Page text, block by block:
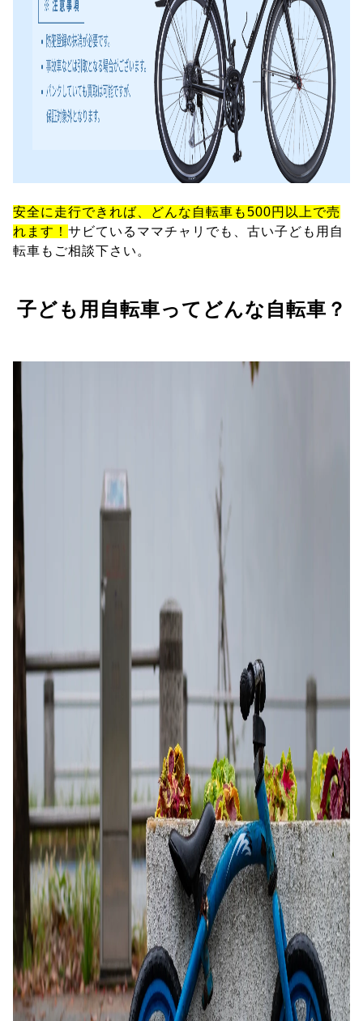
安全に走行できれば、どんな自転車も500円以上で売
れます！ サビているママチャリでも、古い子ども用自
転車もご相談下さい。
子ども用自転車ってどんな自転車？